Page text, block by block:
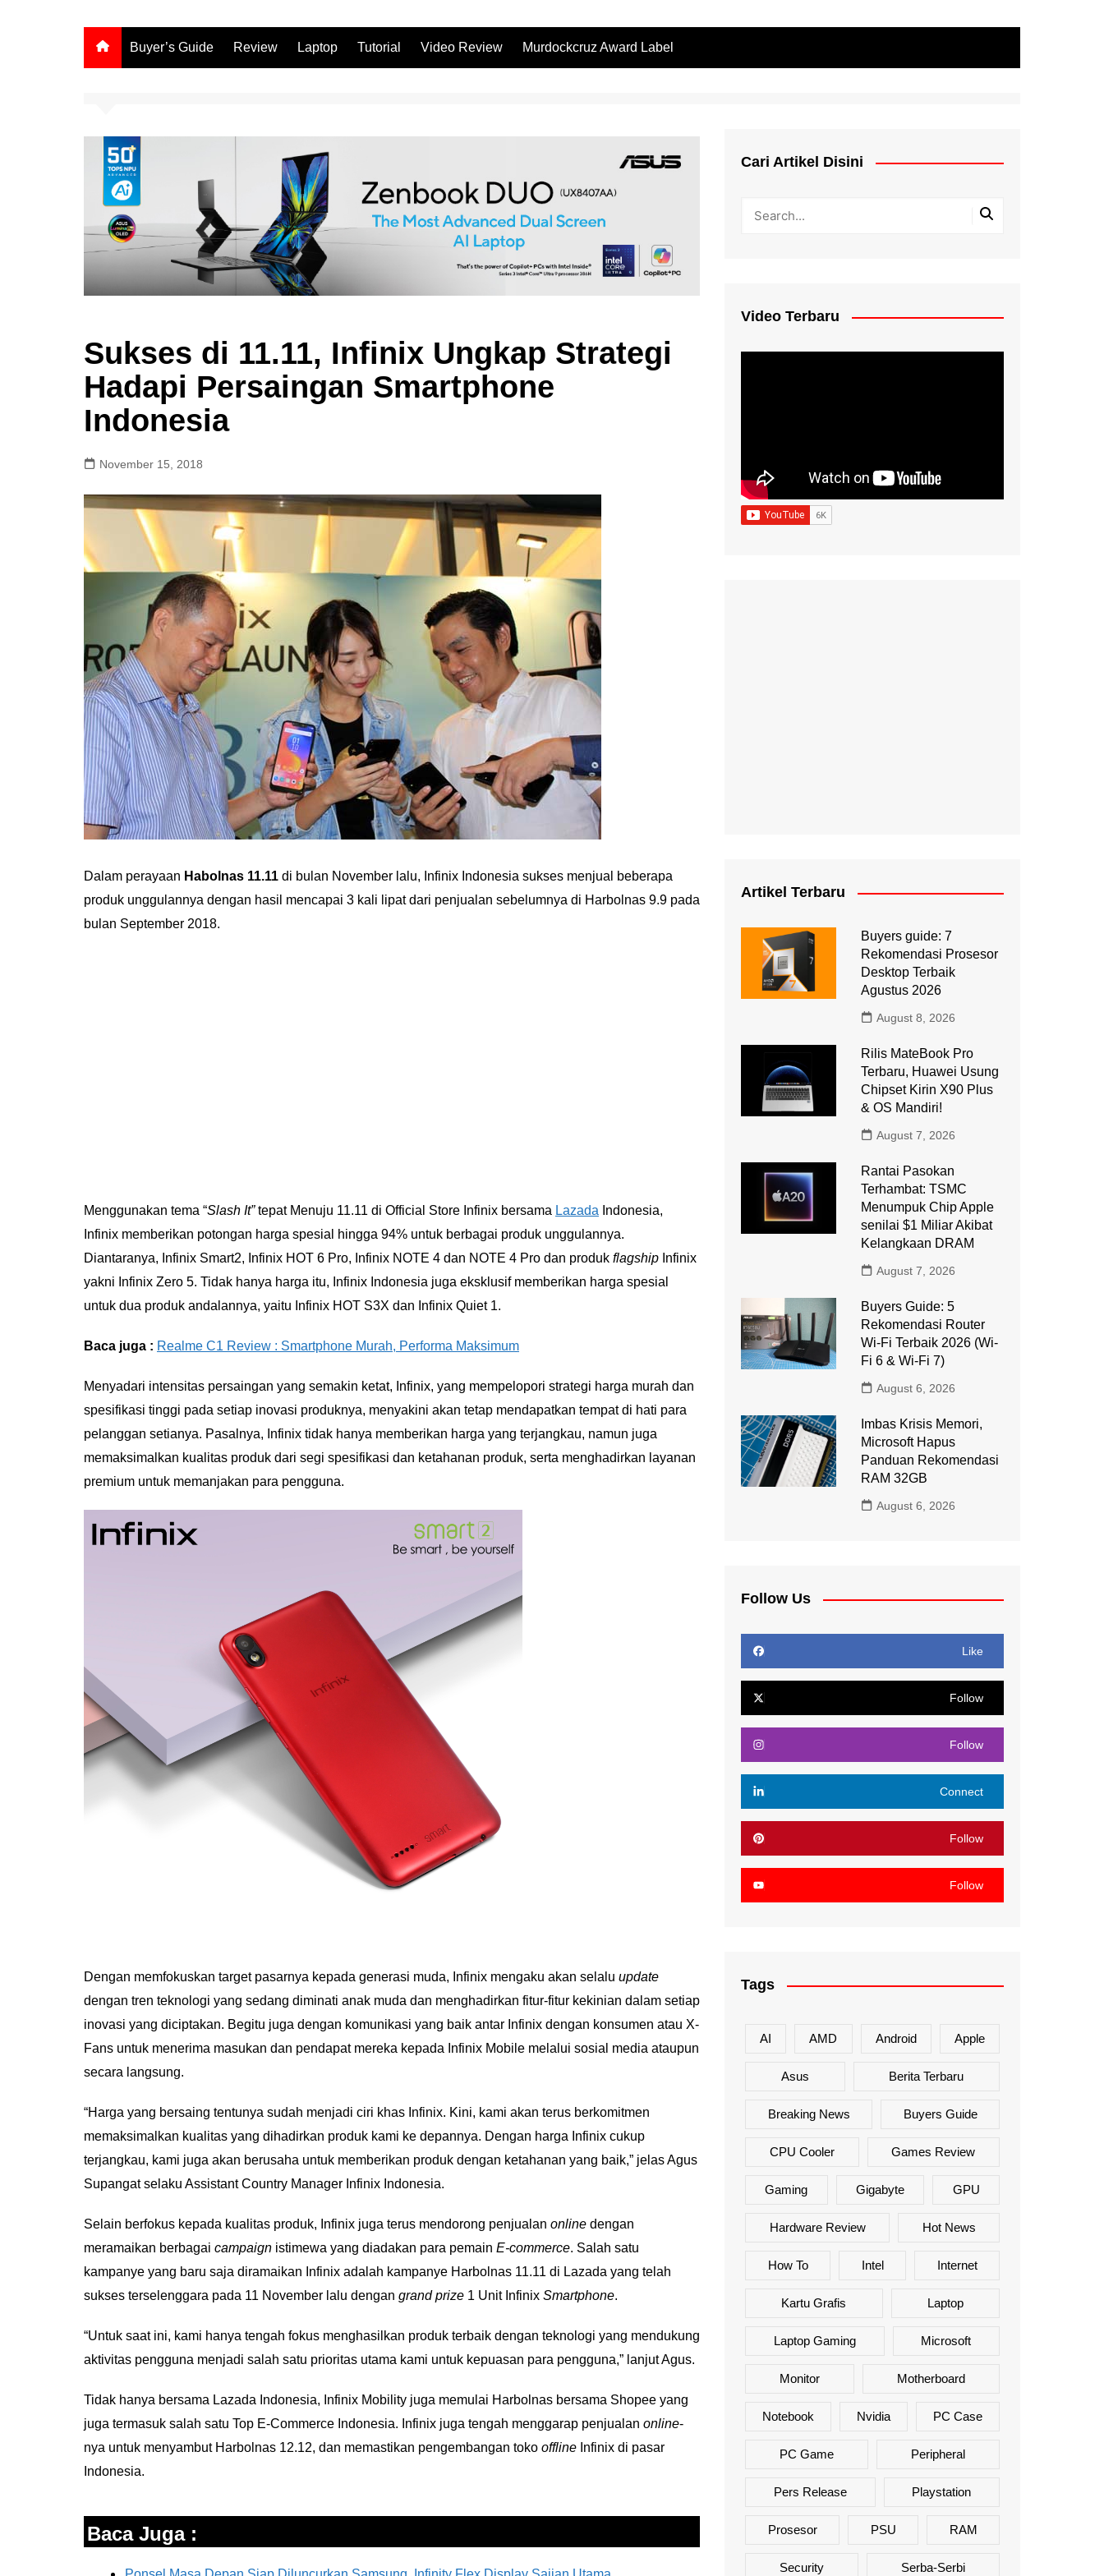
Buyer’s Guide Review Laptop Tutorial Video Review Murdockcruz Award Label
Sukses di 11.11, Infinix Ungkap Strategi
Hadapi Persaingan Smartphone
Indonesia
November 15, 2018
Dalam perayaan Habolnas 11.11 di bulan November lalu, Infinix Indonesia sukses menjual beberapa
produk unggulannya dengan hasil mencapai 3 kali lipat dari penjualan sebelumnya di Harbolnas 9.9 pada
bulan September 2018.
Menggunakan tema “Slash It”tepat Menuju 11.11 di Official Store Infinix bersama Lazada Indonesia,
Infinix memberikan potongan harga spesial hingga 94% untuk berbagai produk unggulannya.
Diantaranya, Infinix Smart2, Infinix HOT 6 Pro, Infinix NOTE 4 dan NOTE 4 Pro dan produk flagship Infinix
yakni Infinix Zero 5. Tidak hanya harga itu, Infinix Indonesia juga eksklusif memberikan harga spesial
untuk dua produk andalannya, yaitu Infinix HOT S3X dan Infinix Quiet 1.
Baca juga : Realme C1 Review : Smartphone Murah, Performa Maksimum
Menyadari intensitas persaingan yang semakin ketat, Infinix, yang mempelopori strategi harga murah dan
spesifikasi tinggi pada setiap inovasi produknya, menyakini akan tetap mendapatkan tempat di hati para
pelanggan setianya. Pasalnya, Infinix tidak hanya memberikan harga yang terjangkau, namun juga
memaksimalkan kualitas produk dari segi spesifikasi dan ketahanan produk, serta menghadirkan layanan
premium untuk memanjakan para pengguna.
Dengan memfokuskan target pasarnya kepada generasi muda, Infinix mengaku akan selalu update
dengan tren teknologi yang sedang diminati anak muda dan menghadirkan fitur-fitur kekinian dalam setiap
inovasi yang diciptakan. Begitu juga dengan komunikasi yang baik antar Infinix dengan konsumen atau X-
Fans untuk menerima masukan dan pendapat mereka kepada Infinix Mobile melalui sosial media ataupun
secara langsung.
“Harga yang bersaing tentunya sudah menjadi ciri khas Infinix. Kini, kami akan terus berkomitmen
memaksimalkan kualitas yang dihadirkan produk kami ke depannya. Dengan harga Infinix cukup
terjangkau, kami juga akan berusaha untuk memberikan produk dengan ketahanan yang baik,” jelas Agus
Supangat selaku Assistant Country Manager Infinix Indonesia.
Selain berfokus kepada kualitas produk, Infinix juga terus mendorong penjualan online dengan
meramaikan berbagai campaign istimewa yang diadakan para pemain E-commerce. Salah satu
kampanye yang baru saja diramaikan Infinix adalah kampanye Harbolnas 11.11 di Lazada yang telah
sukses terselenggara pada 11 November lalu dengan grand prize 1 Unit Infinix Smartphone.
“Untuk saat ini, kami hanya tengah fokus menghasilkan produk terbaik dengan teknologi yang mendukung
aktivitas pengguna menjadi salah satu prioritas utama kami untuk kepuasan para pengguna,” lanjut Agus.
Tidak hanya bersama Lazada Indonesia, Infinix Mobility juga memulai Harbolnas bersama Shopee yang
juga termasuk salah satu Top E-Commerce Indonesia. Infinix juga tengah menggarap penjualan online-
nya untuk menyambut Harbolnas 12.12, dan memastikan pengembangan toko offline Infinix di pasar
Indonesia.
Baca Juga :
Cari Artikel Disini
Video Terbaru
Artikel Terbaru
Buyers guide: 7
Rekomendasi Prosesor
Desktop Terbaik
Agustus 2026
August 8, 2026
Rilis MateBook Pro
Terbaru, Huawei Usung
Chipset Kirin X90 Plus
& OS Mandiri!
August 7, 2026
Rantai Pasokan
Terhambat: TSMC
Menumpuk Chip Apple
senilai $1 Miliar Akibat
Kelangkaan DRAM
August 7, 2026
Buyers Guide: 5
Rekomendasi Router
Wi-Fi Terbaik 2026 (Wi-
Fi 6 & Wi-Fi 7)
August 6, 2026
Imbas Krisis Memori,
Microsoft Hapus
Panduan Rekomendasi
RAM 32GB
August 6, 2026
Follow Us
Like
Follow
Follow
Connect
Follow
Follow
Tags
AI AMD Android Apple
Asus Berita Terbaru
Breaking News Buyers Guide
CPU Cooler Games Review
Gaming Gigabyte GPU
Hardware Review Hot News
How To Intel Internet
Kartu Grafis Laptop
Laptop Gaming Microsoft
Monitor Motherboard
Notebook Nvidia PC Case
PC Game Peripheral
Pers Release Playstation
Prosesor PSU RAM
Security Serba-Serbi